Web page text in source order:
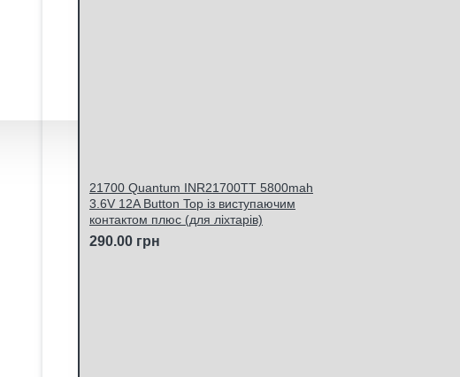
21700 Quantum INR21700TT 5800mah
3.6V 12A Button Top із виступаючим
контактом плюс (для ліхтарів)
290.00 грн